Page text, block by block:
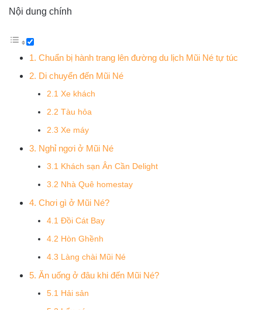
Nội dung chính
1. Chuẩn bị hành trang lên đường du lịch Mũi Né tự túc
2. Di chuyển đến Mũi Né
2.1 Xe khách
2.2 Tàu hỏa
2.3 Xe máy
3. Nghỉ ngơi ở Mũi Né
3.1 Khách sạn Ân Cần Delight
3.2 Nhà Quê homestay
4. Chơi gì ở Mũi Né?
4.1 Đồi Cát Bay
4.2 Hòn Ghềnh
4.3 Làng chài Mũi Né
5. Ăn uống ở đâu khi đến Mũi Né?
5.1 Hải sản